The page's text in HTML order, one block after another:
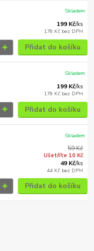
199 Kč/ks
178 Kč bez DPH
Skladem
Přidat do košíku
199 Kč/ks
178 Kč bez DPH
Skladem
Přidat do košíku
59 Kč
Ušetříte 10 Kč
49 Kč/ks
44 Kč bez DPH
Skladem
Přidat do košíku